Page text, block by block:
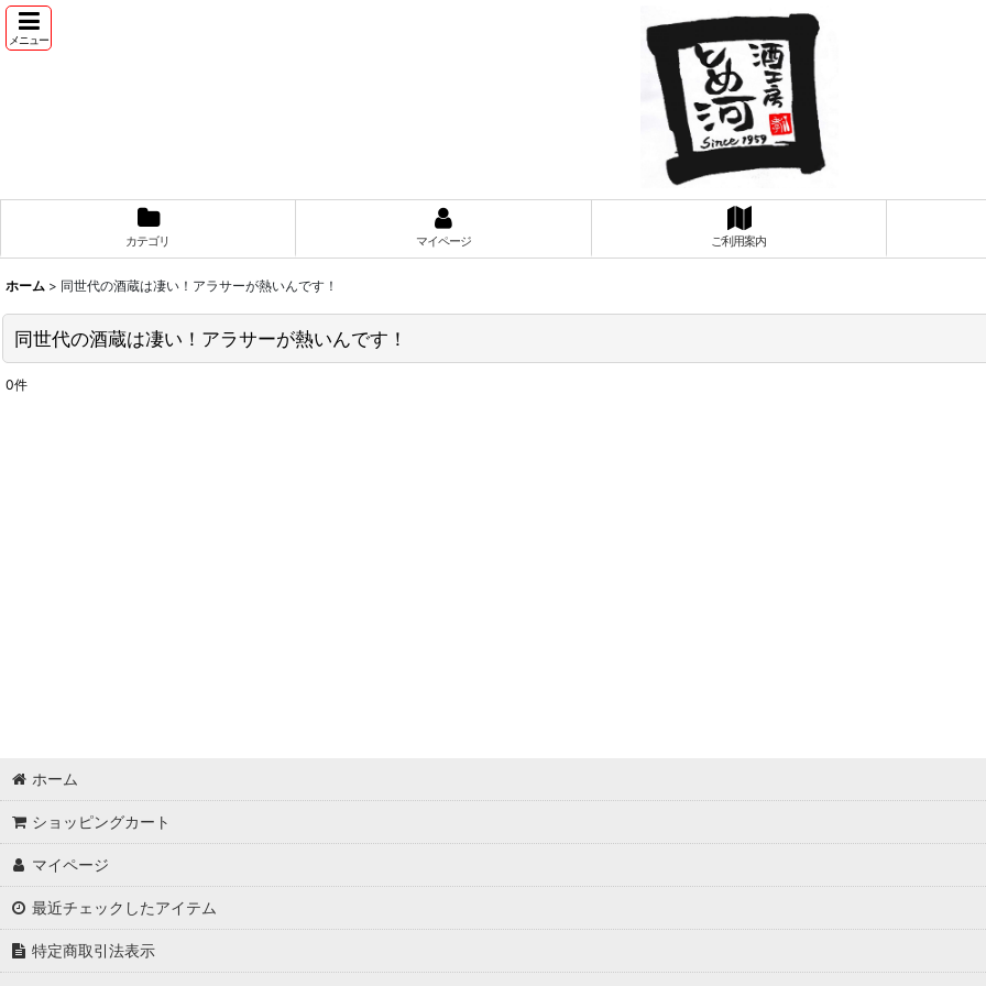
メニュー
カテゴリ マイページ ご利用案内
ホーム > 同世代の酒蔵は凄い！アラサーが熱いんです！
同世代の酒蔵は凄い！アラサーが熱いんです！
0件
ホーム
ショッピングカート
マイページ
最近チェックしたアイテム
特定商取引法表示